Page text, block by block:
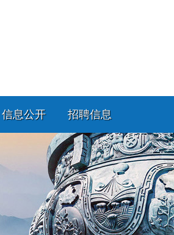
信息公开 招聘信息